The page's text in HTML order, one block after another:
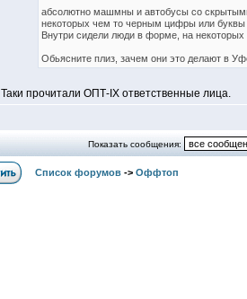
абсолютно машмны и автобусы со
некоторых чем то черным цифры или буквы
Внутри сидели люди в форме, на
Обьясните плиз, зачем они это делают в
Таки прочитали ОПТ-IX ответственные лица.
Показать сообщения:
Список форумов -> Оффтоп